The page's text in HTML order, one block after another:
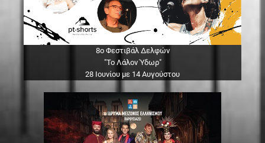
8ο Φεστιβάλ Δελφών
"Το Λάλον Ύδωρ"
28 Ιουνίου με 14 Αυγούστου